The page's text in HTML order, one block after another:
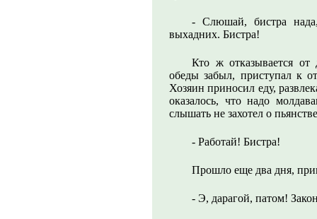
- Слюшай, бистра
выхадних. Бистра!
Кто ж отказывается от
обеды забыл, приступал к
Хозяин приносил еду,
оказалось, что надо
слышать не захотел о
- Работай! Бистра!
Прошло еще два дня,
- Э, дарагой, патом!